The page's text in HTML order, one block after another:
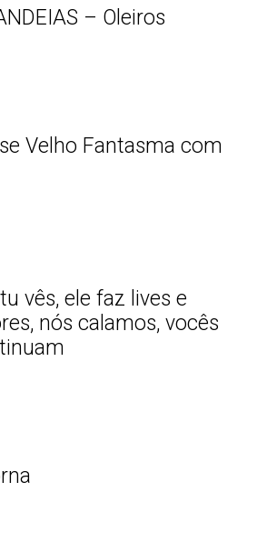
– Oleiros
Velho Fantasma com
vês, ele faz lives e
nós calamos, vocês